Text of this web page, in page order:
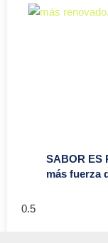
SABOR ES
más fuerza